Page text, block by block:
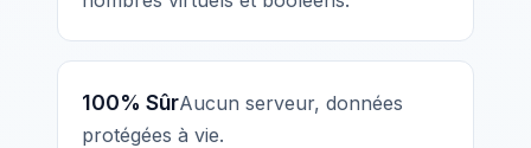
100% SûrAucun serveur, données
protégées à vie.